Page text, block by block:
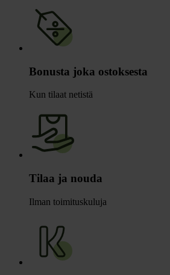
Bonusta joka ostoksesta
Kun tilaat netistä
Tilaa ja nouda
Ilman toimituskuluja